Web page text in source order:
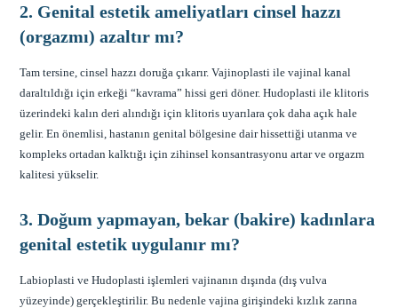
2. Genital estetik ameliyatları cinsel hazzı
(orgazmı) azaltır mı?
Tam tersine, cinsel hazzı doruğa çıkarır. Vajinoplasti ile vajinal kanal
daraltıldığı için erkeği “kavrama” hissi geri döner. Hudoplasti ile klitoris
üzerindeki kalın deri alındığı için klitoris uyarılara çok daha açık hale
gelir. En önemlisi, hastanın genital bölgesine dair hissettiği utanma ve
kompleks ortadan kalktığı için zihinsel konsantrasyonu artar ve orgazm
kalitesi yükselir.
3. Doğum yapmayan, bekar (bakire) kadınlara
genital estetik uygulanır mı?
Labioplasti ve Hudoplasti işlemleri vajinanın dışında (dış vulva
yüzeyinde) gerçekleştirilir. Bu nedenle vajina girişindeki kızlık zarına